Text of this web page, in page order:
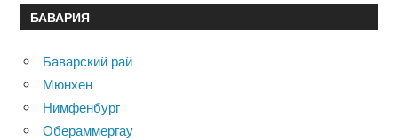
БАВАРИЯ
Баварский рай
Мюнхен
Нимфенбург
Обераммергау